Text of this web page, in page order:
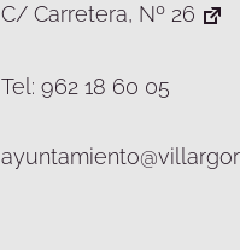
C/ Carretera, Nº 26
Tel: 962 18 60 05